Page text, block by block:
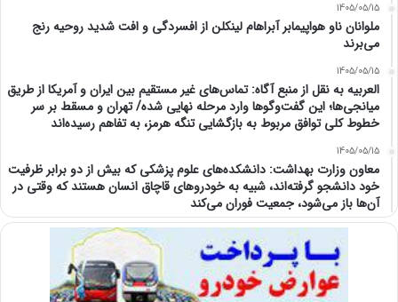
1405/05/15
ملوانان ناو هواپیمابر آبراهام لینکلن از افسردگی و افت شدید روحیه رنج
می‌برند
1405/05/15
العربیه به نقل از منبع آگاه: تماس‌های غیر مستقیم بین ایران و آمریکا از طریق
میانجی‌ها؛ این گفت‌و‌گو‌ها وارد مرحله نهایی شده/ تهران و مسقط بر سر
خطوط کلی توافق مربوط به بازگشایی تنگه هرمز، به تفاهم رسیده‌اند
1405/05/15
معاون وزارت بهداشت: دانشکده‌های علوم پزشکی که بیش از دو برابر ظرفیت
خود دانشجو گرفته‌اند، شبیه به خودرو‌های قاچاق انسان هستند که وقتی در
آن‌ها باز می‌شود، جمعیت فوران می‌کند